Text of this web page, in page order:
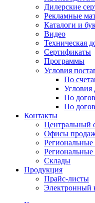
Дилерские
Рекламные
Каталоги и
Видео
Техническая
Сертификаты
Программы
Условия
По
Условия
По
По
Контакты
Центральный
Офисы
Региональные
Склады
Продукция
Прайс-листы
Электронный